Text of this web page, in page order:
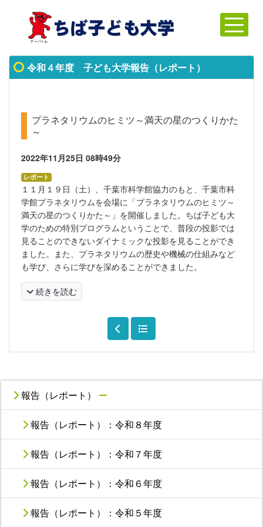
報告（レポート）
報告（レポート）：令和８年度
報告（レポート）：令和７年度
報告（レポート）：令和６年度
報告（レポート）：令和５年度
令和４年度 子ども大学報告（レポート）
プラネタリウムのヒミツ～満天の星のつくりかた
～
2022年11月25日 08時49分
レポート
１１月１９日（土）、千葉市科学館協力のもと、千葉市科
学館プラネタリウムを会場に「プラネタリウムのヒミツ～
満天の星のつくりかた～」を開催しました。ちば子ども大
学のための特別プログラムということで、普段の投影では
見ることのできないダイナミックな投影を見ることができ
ました。また、プラネタリウムの歴史や機械の仕組みなど
も学び、さらに学びを深めることができました。
続きを読む